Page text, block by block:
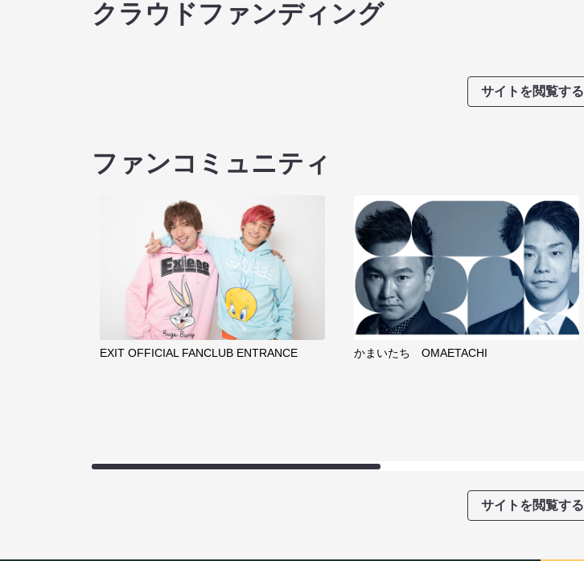
クラウドファンディング
サイトを閲覧する
ファンコミュニティ
EXIT OFFICIAL FANCLUB ENTRANCE
かまいたち OMAETACHI
サイトを閲覧する